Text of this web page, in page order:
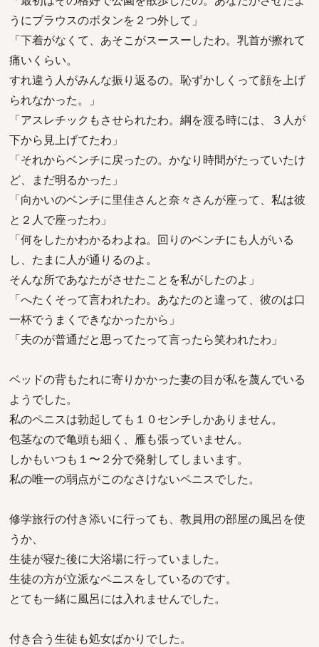
うにブラウスのボタンを２つ外して」
「下着がなくて、あそこがスースーしたわ。乳首が擦れて
痛いくらい。
すれ違う人がみんな振り返るの。恥ずかしくって顔を上げ
られなかった。」
「アスレチックもさせられたわ。綱を渡る時には、３人が
下から見上げてたわ」
「それからベンチに戻ったの。かなり時間がたっていたけ
ど、まだ明るかった」
「向かいのベンチに里佳さんと奈々さんが座って、私は彼
と２人で座ったわ」
「何をしたかわかるわよね。回りのベンチにも人がいる
し、たまに人が通りるのよ。
そんな所であなたがさせたことを私がしたのよ」
「へたくそって言われたわ。あなたのと違って、彼のは口
一杯でうまくできなかったから」
「夫のが普通だと思ってたって言ったら笑われたわ」
ベッドの背もたれに寄りかかった妻の目が私を蔑んでいる
ようでした。
私のペニスは勃起しても１０センチしかありません。
包茎なので亀頭も細く、雁も張っていません。
しかもいつも１〜２分で発射してしまいます。
私の唯一の弱点がこのなさけないペニスでした。
修学旅行の付き添いに行っても、教員用の部屋の風呂を使
うか、
生徒が寝た後に大浴場に行っていました。
生徒の方が立派なペニスをしているのです。
とても一緒に風呂には入れませんでした。
付き合う生徒も処女ばかりでした。